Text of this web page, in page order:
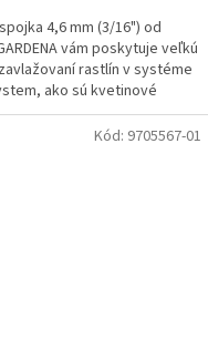
4,6 mm (3/16") od
vám poskytuje veľkú
rastlín v systéme
ako sú kvetinové
Kód: 9705567-01